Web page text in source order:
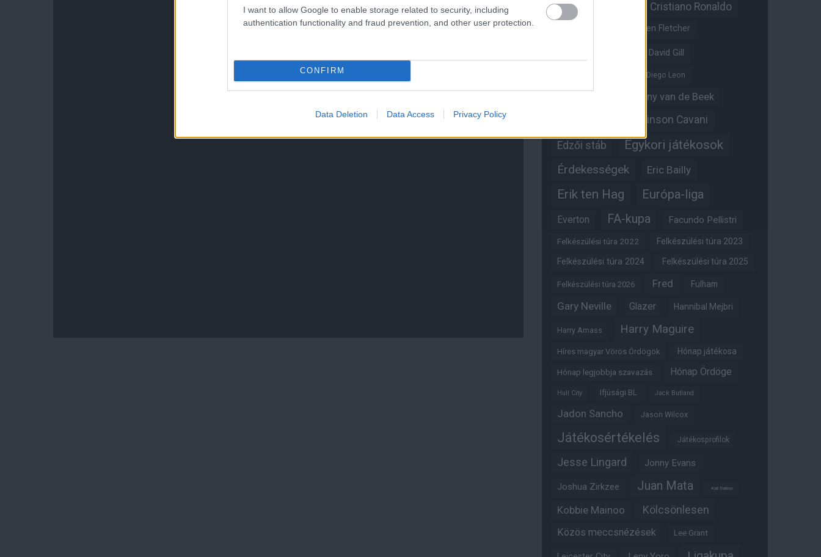
I want to allow Google to enable storage related to security, including
authentication functionality and fraud prevention, and other user protection.
CONFIRM
Data Deletion Data Access Privacy Policy
Christian Eriksen Cristiano Ronaldo
Darren Fletcher
David Gill
Diego Leon
Donny van de Beek
Edinson Cavani
Edzői stáb Egykori játékosok
Érdekességek Eric Bailly
Erik ten Hag Európa-liga
Everton FA-kupa Facundo Pellistri
Felkészülési túra 2022 Felkészülési túra 2023
Felkészülési túra 2024 Felkészülési túra 2025
Felkészülési túra 2026 Fred Fulham
Gary Neville Glazer Hannibal Mejbri
Harry Amass Harry Maguire
Híres magyar Vörös Ördögök Hónap játékosa
Hónap legjobbja szavazás Hónap Ördöge
Hull City Ifjúsági BL Jack Butland
Jadon Sancho Jason Wilcox
Játékosértékelés Játékosprofilok
Jesse Lingard Jonny Evans
Joshua Zirkzee Juan Mata Karl Darlow
Kobbie Mainoo Kölcsönlesen
Közös meccsnézések Lee Grant